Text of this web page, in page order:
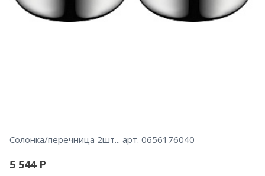
Солонка/перечница 2шт... арт. 0656176040
5 544 Р